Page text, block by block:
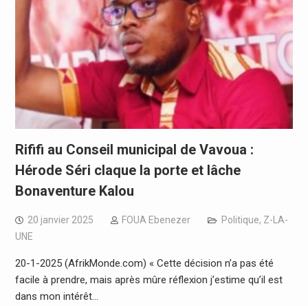
Rififi au Conseil municipal de Vavoua :
Hérode Séri claque la porte et lâche
Bonaventure Kalou
20 janvier 2025 FOUA Ebenezer Politique, Z-LA-
UNE
20-1-2025 (AfrikMonde.com) « Cette décision n’a pas été
facile à prendre, mais après mûre réflexion j’estime qu’il est
dans mon intérêt…